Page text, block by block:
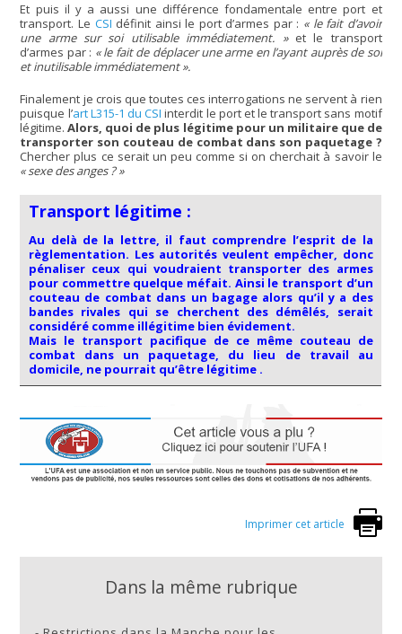
Et puis il y a aussi une différence fondamentale entre port et
transport. Le CSI définit ainsi le port d’armes par : « le fait d’avoir
une arme sur soi utilisable immédiatement. »et le transport
d’armes par : « le fait de déplacer une arme en l’ayant auprès de soi
et inutilisable immédiatement ».
Finalement je crois que toutes ces interrogations ne servent à rien
puisque l’art L315-1 du CSI interdit le port et le transport sans motif
légitime.Alors, quoi de plus légitime pour un militaire que de
transporter son couteau de combat dans son paquetage ?
Chercher plus ce serait un peu comme si on cherchait à savoir le
« sexe des anges ? »
Transport légitime :
Au delà de la lettre, il faut comprendre l’esprit de la
règlementation. Les autorités veulent empêcher, donc
pénaliser ceux qui voudraient transporter des armes
pour commettre quelque méfait. Ainsi le transport d’un
couteau de combat dans un bagage alors qu’il y a des
bandes rivales qui se cherchent des démêlés, serait
considéré comme illégitime bien évidement.
Mais le transport pacifique de ce même couteau de
combat dans un paquetage, du lieu de travail au
domicile, ne pourrait qu’être légitime .
Imprimer cet article
Dans la même rubrique